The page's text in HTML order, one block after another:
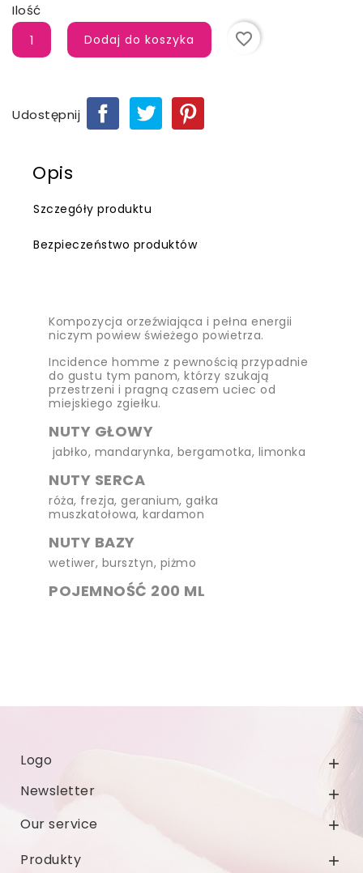
Ilość
Dodaj do koszyka favorite_border
Udostępnij
Opis
Szczegóły produktu
Bezpieczeństwo produktów
Kompozycja orzeźwiająca i pełna energii
niczym powiew świeżego powietrza.
Incidence homme z pewnością przypadnie
do gustu tym panom, którzy szukają
przestrzeni i pragną czasem uciec od
miejskiego zgiełku.
NUTY GŁOWY
jabłko, mandarynka, bergamotka, limonka
NUTY SERCA
róża, frezja, geranium, gałka
muszkatołowa, kardamon
NUTY BAZY
wetiwer, bursztyn, piżmo
POJEMNOŚĆ 200 ML
Logo 
Newsletter 
Our service 
Produkty 